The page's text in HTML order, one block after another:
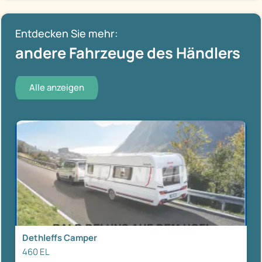
Entdecken Sie mehr:
andere Fahrzeuge des Händlers
Alle anzeigen
Dethleffs Camper
460 EL